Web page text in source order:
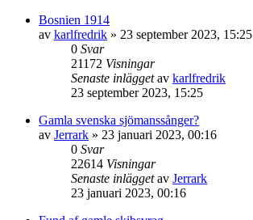
Bosnien 1914
av karlfredrik » 23 september 2023, 15:25
0 Svar
21172 Visningar
Senaste inläggetav karlfredrik
23 september 2023, 15:25
Gamla svenska sjömanssånger?
av Jerrark » 23 januari 2023, 00:16
0 Svar
22614 Visningar
Senaste inläggetav Jerrark
23 januari 2023, 00:16